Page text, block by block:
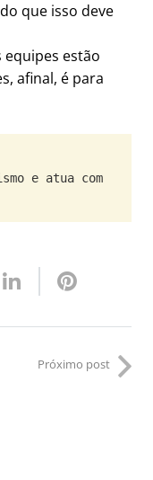
que isso deve
estão
afinal, é para
e atua com
Próximo post